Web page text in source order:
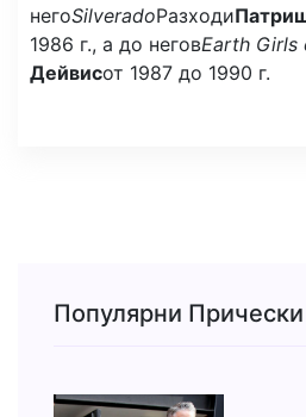
негоSilveradoРазходи
1986 г., а до неговEarth Girls
Дейвисот 1987 до 1990 г.
Популярни Прически